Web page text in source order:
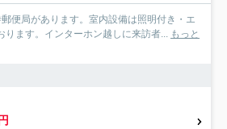
便局があります。室内設備は照明付き・エ
ります。インターホン越しに来訪者...
もっと